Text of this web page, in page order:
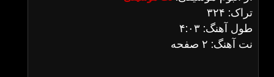
تراک: ۳۲۴
طول آهنگ: ۴:۰۳
نت آهنگ: ۲ صفحه